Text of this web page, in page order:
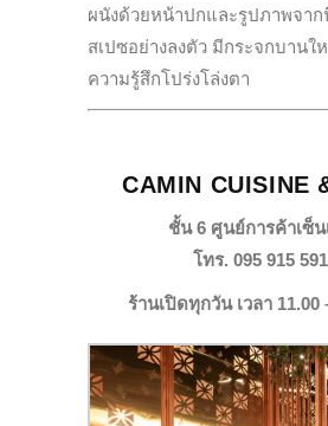
ผนังด้วยหน้าปกและรูปภาพจาก
สเปซอย่างลงตัว มีกระจกบานใ
ความรู้สึกโปร่งโล่งตา
CAMIN CUISINE
ชั้น 6 ศูนย์การค้าเซ็น
โทร. 095 915
ร้านเปิดทุกวัน เวลา 11.00